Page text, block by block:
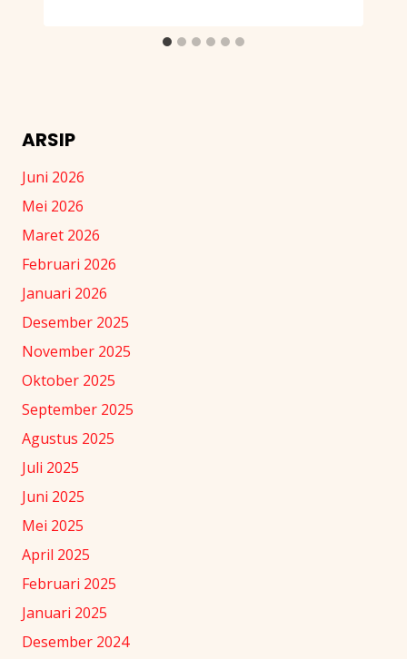
ARSIP
Juni 2026
Mei 2026
Maret 2026
Februari 2026
Januari 2026
Desember 2025
November 2025
Oktober 2025
September 2025
Agustus 2025
Juli 2025
Juni 2025
Mei 2025
April 2025
Februari 2025
Januari 2025
Desember 2024